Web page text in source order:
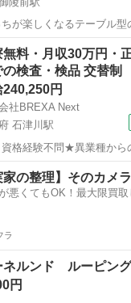
が楽しくなるテーブル型
します。 テーブル部分はひっくり
使えます。 使用に伴う
には問題な...
山御陵前駅 おもちゃ
料・月収30万円・
の検査・検品 交替制
240,250円
社BREXA Next
石津川駅
格経験不問★異業種から
物資事前対応可◎即日入
備！赴任旅費会社負担！
堺市》 人気の工場の...
川駅 その他
家の整理】そのカメ
悪くてもOK！最大限買取
ラ
ネルンド ルーピン
円